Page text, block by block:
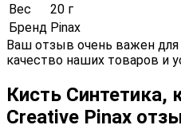
Вес
20 г
Бренд Pinax
Ваш отзыв очень важен
качество наших товаров и
Кисть Синтетика,
Creative Pinax